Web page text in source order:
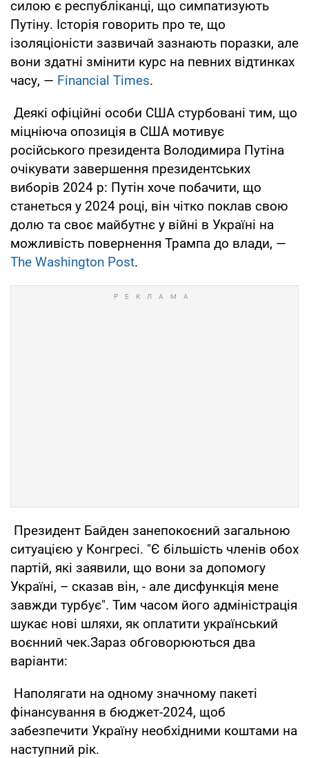
силою є республіканці, що симпатизують
Путіну. Історія говорить про те, що
ізоляціоністи зазвичай зазнають поразки, але
вони здатні змінити курс на певних відтинках
часу, — Financial Times.
Деякі офіційні особи США стурбовані тим, що
міцніюча опозиція в США мотивує
російського президента Володимира Путіна
очікувати завершення президентських
виборів 2024 р: Путін хоче побачити, що
станеться у 2024 році, він чітко поклав свою
долю та своє майбутнє у війні в Україні на
можливість повернення Трампа до влади, —
The Washington Post.
Президент Байден занепокоєний загальною
ситуацією у Конгресі. "Є більшість членів обох
партій, які заявили, що вони за допомогу
Україні, – сказав він, - але дисфункція мене
завжди турбує". Тим часом його адміністрація
шукає нові шляхи, як оплатити український
воєнний чек.Зараз обговорюються два
варіанти:
Наполягати на одному значному пакеті
фінансування в бюджет-2024, щоб
забезпечити Україну необхідними коштами на
наступний рік.